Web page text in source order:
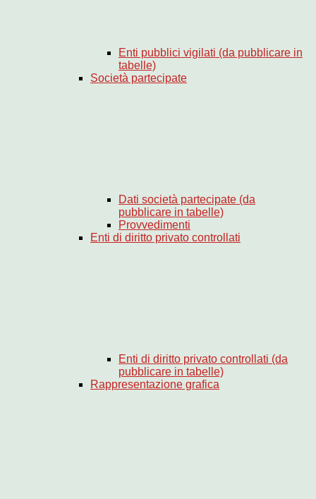
Enti pubblici vigilati (da pubblicare in
tabelle)
Società partecipate
Dati società partecipate (da
pubblicare in tabelle)
Provvedimenti
Enti di diritto privato controllati
Enti di diritto privato controllati (da
pubblicare in tabelle)
Rappresentazione grafica